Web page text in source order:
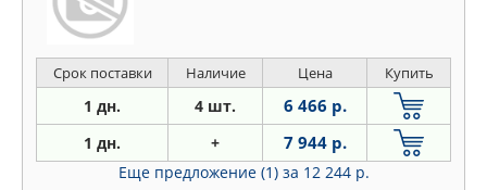
Срок поставки Наличие Цена Купить
1 дн. 4 шт. 6 466 р.
1 дн. + 7 944 р.
Еще предложение (1) за 12 244 р.